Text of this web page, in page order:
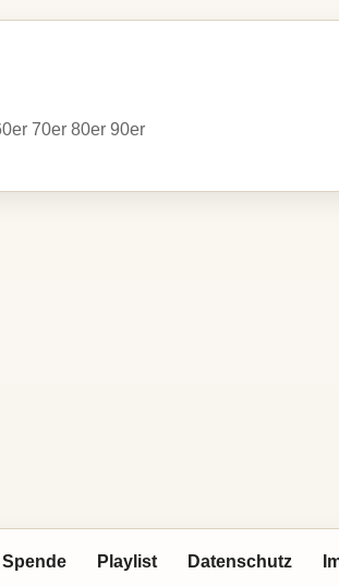
70er 80er 90er
Spende Playlist Datenschutz